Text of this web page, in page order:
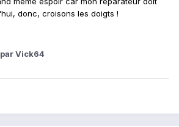
donc, croisons les doigts !
par Vick64